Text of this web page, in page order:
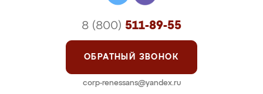
8 (800) 511-89-55
ОБРАТНЫЙ ЗВОНОК
corp-renessans@yandex.ru